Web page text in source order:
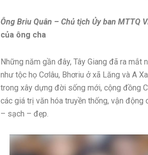
Ông Briu Quân – Chủ tịch Ủy ban MTTQ
của ông cha
Những năm gần đây, Tây Giang đã ra mắt
như tộc họ Cơlâu, Bhơriu ở xã Lăng và A
trong xây dựng đời sống mới, cộng đồng
các giá trị văn hóa truyền thống, vận
– sạch – đẹp.